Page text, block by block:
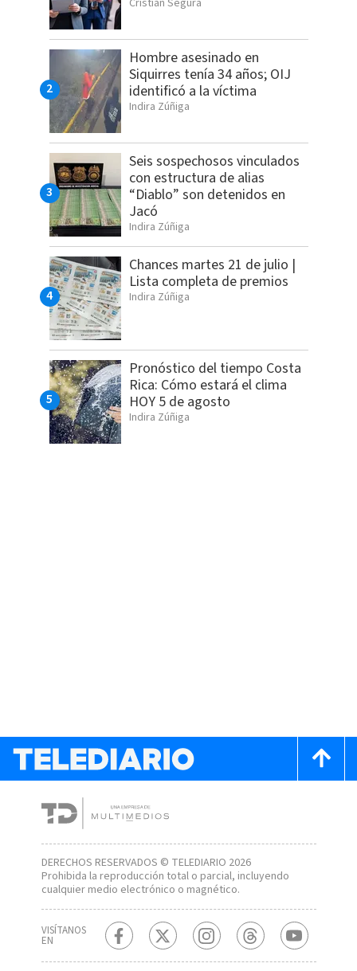
Cristian Segura
Hombre asesinado en
Siquirres tenía 34 años; OIJ
identificó a la víctima
Indira Zúñiga
Seis sospechosos vinculados
con estructura de alias
“Diablo” son detenidos en
Jacó
Indira Zúñiga
Chances martes 21 de julio |
Lista completa de premios
Indira Zúñiga
Pronóstico del tiempo Costa
Rica: Cómo estará el clima
HOY 5 de agosto
Indira Zúñiga
DERECHOS RESERVADOS © TELEDIARIO 2026
Prohibida la reproducción total o parcial, incluyendo
cualquier medio electrónico o magnético.
VISÍTANOS
EN